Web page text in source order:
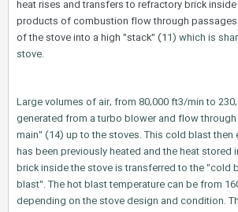
heat rises and transfers to refractory brick
products of combustion flow through
of the stove into a high "stack" (1 1) which is
stove.
Large volumes of air, from 80,000 ft3/min to
generated from a turbo blower and flow
main" (14) up to the stoves. This cold blast
has been previously heated and the heat
brick inside the stove is transferred to the
blast". The hot blast temperature can be from
depending on the stove design and condition.